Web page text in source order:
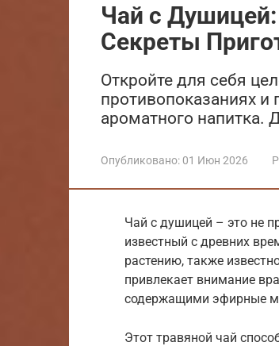
Чай с
Секреты
Откройте для себя
противопоказаниях и
ароматного
Опубликовано: 01 Июн 2026
Чай с душицей – это не
известный с древних
растению, также
привлекает внимание
содержащими эфирные
Этот травяной чай